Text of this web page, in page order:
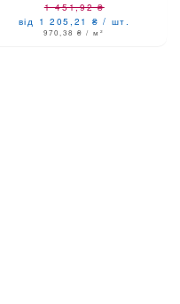
1 451,92₴
від 1 205,21 ₴ / шт.
970,38₴ / м²